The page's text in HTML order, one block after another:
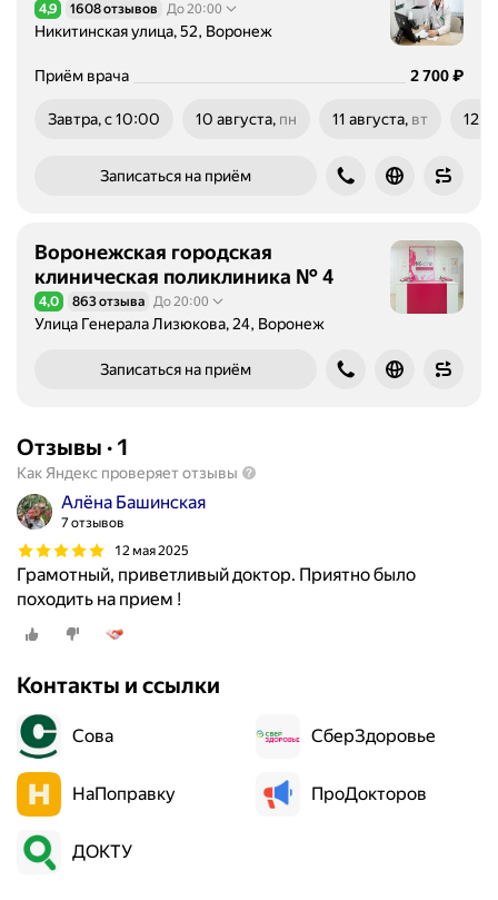
Рейтинг 4,9 из 5
4,9 1608 отзывов До 20:00
Никитинская улица, 52, Воронеж
Приём врача Цена
2700
2 700₽
Завтра, с 10:00 10 августа, пн
11 августа, вт
12
Записаться на приём
Воронежская городская
клиническая поликлиника № 4
Рейтинг 4,0 из 5
4,0 863 отзыва До 20:00
Улица Генерала Лизюкова, 24, Воронеж
Записаться на приём
Отзывы · 1
Как Яндекс проверяет отзывы
Алёна Башинская
7 отзывов
12 мая 2025
Грамотный, приветливый доктор. Приятно было
походить на прием !
Контакты и ссылки
Сова СберЗдоровье
НаПоправку ПроДокторов
ДОКТУ